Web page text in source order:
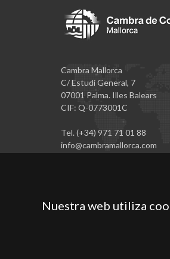
Cambra Mallorca
C/ Estudi General, 7
07001 Palma. Illes Balears
CIF: Q-0773001C
Tel. (+34) 971 71 01 88
info@cambramallorca.com
Nuestra web utiliza